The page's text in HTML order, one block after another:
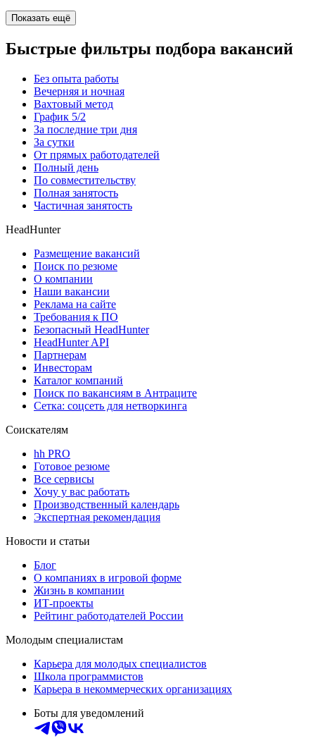
Показать ещё
Быстрые фильтры подбора вакансий
Без опыта работы
Вечерняя и ночная
Вахтовый метод
График 5/2
За последние три дня
За сутки
От прямых работодателей
Полный день
По совместительству
Полная занятость
Частичная занятость
HeadHunter
Размещение вакансий
Поиск по резюме
О компании
Наши вакансии
Реклама на сайте
Требования к ПО
Безопасный HeadHunter
HeadHunter API
Партнерам
Инвесторам
Каталог компаний
Поиск по вакансиям в Антраците
Сетка: соцсеть для нетворкинга
Соискателям
hh PRO
Готовое резюме
Все сервисы
Хочу у вас работать
Производственный календарь
Экспертная рекомендация
Новости и статьи
Блог
О компаниях в игровой форме
Жизнь в компании
ИТ-проекты
Рейтинг работодателей России
Молодым специалистам
Карьера для молодых специалистов
Школа программистов
Карьера в некоммерческих организациях
Боты для уведомлений